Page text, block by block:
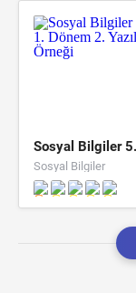
Sosyal Bilgiler